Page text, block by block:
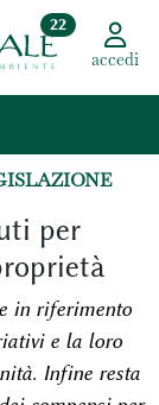
22
accedi
per
in riferimento
e la loro
Infine resta